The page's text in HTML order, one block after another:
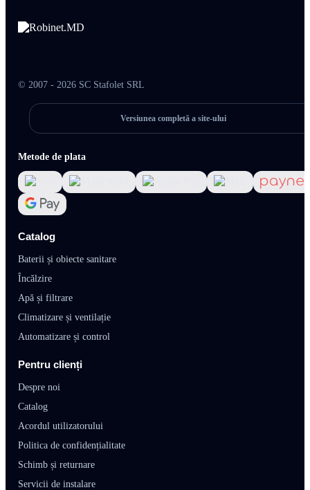
© 2007 - 2026 SC Stafolet SRL
Versiunea completă a site-ului
Metode de plata
Catalog
Baterii și obiecte sanitare
Încălzire
Apă și filtrare
Climatizare și ventilație
Automatizare și control
Pentru clienți
Despre noi
Catalog
Acordul utilizatorului
Politica de confidențialitate
Schimb și returnare
Servicii de instalare